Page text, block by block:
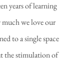
years of learning
we love our
to a single space
the stimulation of